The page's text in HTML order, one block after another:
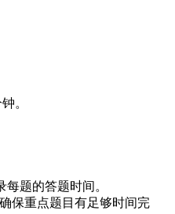
。
每题的答题时间。
保重点题目有足够时间完